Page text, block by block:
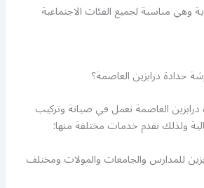
وهي مناسبة لجميع الفئات الاجتماعية
درابزين العاصمة؟
العاصمة نعمل في صيانة وتركيب
ولذلك نقدم خدمات مختلفة منها:
للمدارس والجامعات والمولات ومختلف